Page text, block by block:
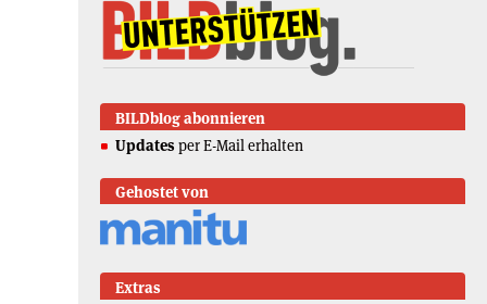
BILDblog abonnieren
Updates per E-Mail erhalten
Gehostet von
Extras